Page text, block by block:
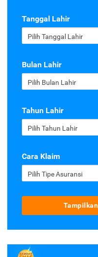
Tanggal Lahir
Pilih Tanggal Lahir
Bulan Lahir
Pilih Bulan Lahir
Tahun Lahir
Pilih Tahun Lahir
Cara Klaim
Pilih Tipe Asuransi